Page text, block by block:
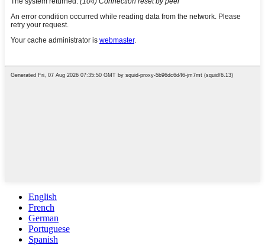
English
French
German
Portuguese
Spanish